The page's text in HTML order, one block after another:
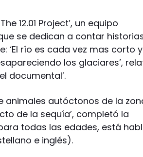
12.01 Project’, un equipo
se dedican a contar
‘El río es cada vez mas corto
los glaciares’,
documental’.
animales autóctonos de la
de la sequía’, completó la
todas las edades, está
e inglés).